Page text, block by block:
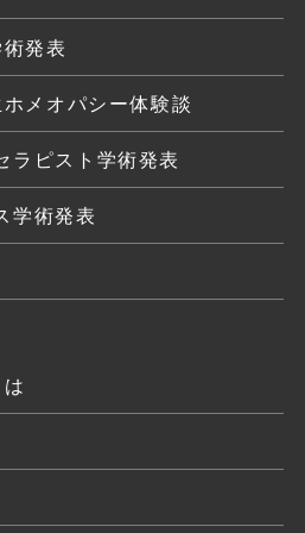
発表
メオパシー体験談
ラピスト学術発表
学術発表